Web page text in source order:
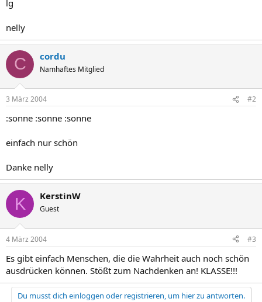
lg
nelly
C cordu
Namhaftes Mitglied
3 März 2004 #2
:sonne :sonne :sonne
einfach nur schön
Danke nelly
K KerstinW
Guest
4 März 2004 #3
Es gibt einfach Menschen, die die Wahrheit auch noch schön
ausdrücken können. Stößt zum Nachdenken an! KLASSE!!!
Du musst dich einloggen oder registrieren, um hier zu antworten.